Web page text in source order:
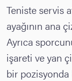
Teniste servis
ayağının ana
Ayrıca
işareti ve yan
bir pozisyonda